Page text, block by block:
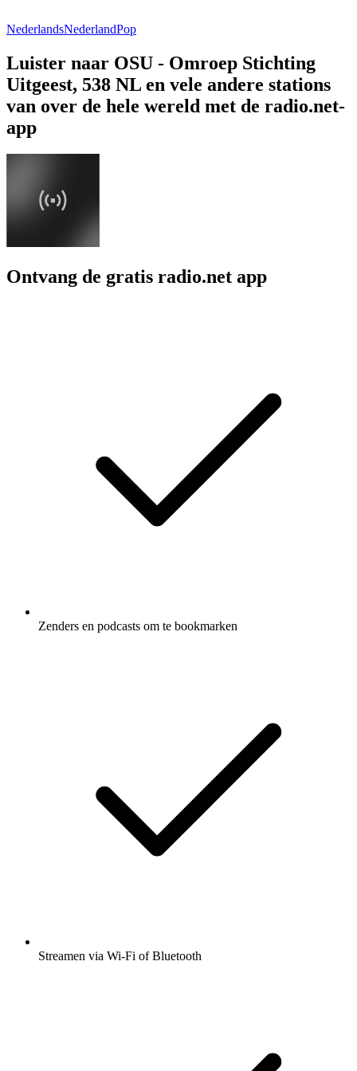
NederlandsNederlandPop
Luister naar OSU - Omroep Stichting
Uitgeest, 538 NL en vele andere stations
van over de hele wereld met de radio.net-
app
Ontvang de gratis radio.net app
Zenders en podcasts om te bookmarken
Streamen via Wi-Fi of Bluetooth